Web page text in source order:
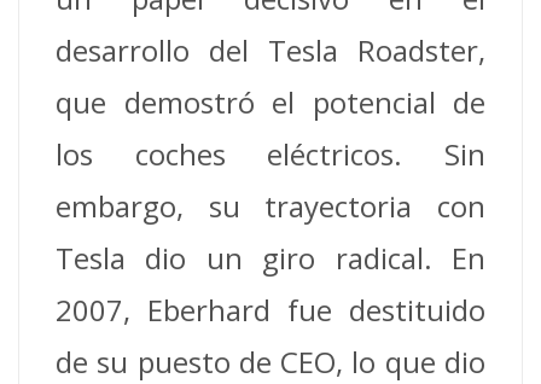
desarrollo del Tesla Roadster,
que demostró el potencial de
los coches eléctricos. Sin
embargo, su trayectoria con
Tesla dio un giro radical.
En
2007, Eberhard fue destituido
de su puesto de CEO, lo que dio